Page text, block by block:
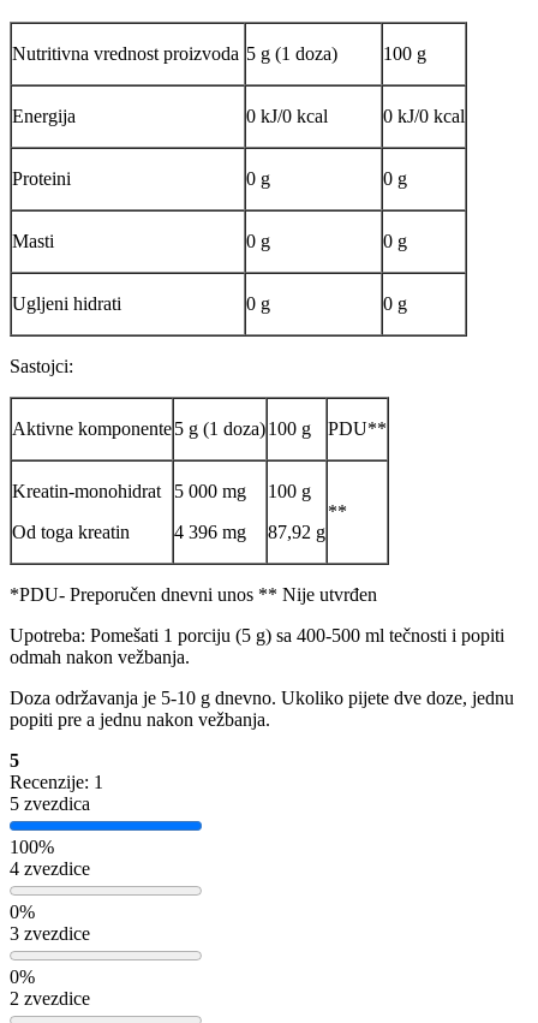
Nutritivna vrednost proizvoda 5 g (1 doza) 100 g
Energija 0 kJ/0 kcal 0 kJ/0 kcal
Proteini 0 g 0 g
Masti 0 g 0 g
Ugljeni hidrati 0 g 0 g
Sastojci:
Aktivne komponente5 g (1 doza)100 g PDU**
Kreatin-monohidrat
Od toga kreatin
5 000 mg
4 396 mg
100 g
87,92 g
**
*PDU- Preporučen dnevni unos ** Nije utvrđen
Upotreba: Pomešati 1 porciju (5 g) sa 400-500 ml tečnosti i popiti
odmah nakon vežbanja.
Doza održavanja je 5-10 g dnevno. Ukoliko pijete dve doze, jednu
popiti pre a jednu nakon vežbanja.
5
Recenzije: 1
5 zvezdica
100%
4 zvezdice
0%
3 zvezdice
0%
2 zvezdice